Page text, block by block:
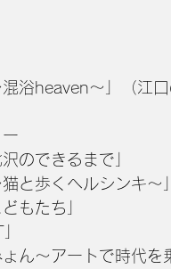
混浴heaven〜」（江口
のできるまで」
と歩くヘルシンキ〜」
もたち」
ょん〜アートで時代を